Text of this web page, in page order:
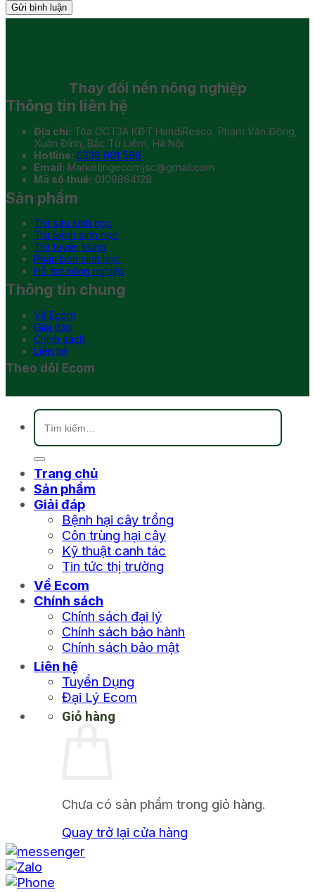
Thay đổi nền nông nghiệp
Thông tin liên hệ
Địa chỉ: Tòa OCT3A KĐT HandiResco, Phạm Văn Đồng,
Xuân Đỉnh, Bắc Từ Liêm, Hà Nội
Hotline: 0336 001 586
Email: Marketingecomjsc@gmail.com
Mã số thuế: 0109864128
Sản phẩm
Trừ sâu sinh học
Trừ bệnh sinh học
Trừ tuyến trùng
Phân bón sinh học
Hỗ trợ nông nghiệp
Thông tin chung
Về Ecom
Giải đáp
Chính sách
Liên hệ
Theo dõi Ecom
Tìm
kiếm:
Trang chủ
Sản phẩm
Giải đáp
Bệnh hại cây trồng
Côn trùng hại cây
Kỹ thuật canh tác
Tin tức thị trường
Về Ecom
Chính sách
Chính sách đại lý
Chính sách bảo hành
Chính sách bảo mật
Liên hệ
Tuyển Dụng
Đại Lý Ecom
Giỏ hàng
Chưa có sản phẩm trong giỏ hàng.
Quay trở lại cửa hàng